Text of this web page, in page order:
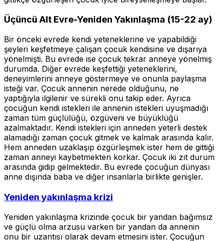
Üçüncü Alt Evre-Yeniden Yakınlaşma (15-22 ay)
Bir önceki evrede kendi yeteneklerine ve yapabildiği
şeyleri keşfetmeye çalışan çocuk kendisine ve dışarıya
yönelmişti. Bu evrede ise çocuk tekrar anneye yönelmiş
durumda. Diğer evrede keşfettiği yeteneklerini,
deneyimlerini anneye göstermeye ve onunla paylaşma
isteği var. Çocuk annenin nerede olduğunu, ne
yaptığıyla ilgilenir ve sürekli onu takip eder. Ayrıca
çocuğun kendi istekleri ile annenin istekleri uyuşmadığı
zaman tüm güçlülüğü, özgüveni ve büyüklüğü
azalmaktadır. Kendi istekleri için anneden yeterli destek
alamadığı zaman çocuk gitmek ve kalmak arasında kalır.
Hem anneden uzaklaşıp özgürleşmek ister hem de gittiği
zaman anneyi kaybetmekten korkar. Çocuk iki zıt durum
arasında gidip gelmektedir. Bu evrede çocuğun dünyası
anne dışında baba ve diğer insanlarla birlikte genişler.
Yeniden yakınlaşma krizi
Yeniden yakınlaşma krizinde çocuk bir yandan bağımsız
ve güçlü olma arzusu varken bir yandan da annenin
onu bir uzantısı olarak devam etmesini ister. Çocuğun